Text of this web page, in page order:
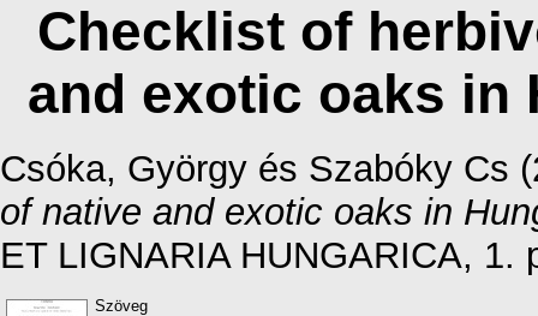
Checklist of
and exotic oaks in
Csóka, György és Szabóky Cs
of native and exotic oaks in
ET LIGNARIA HUNGARICA, 1.
Szöveg